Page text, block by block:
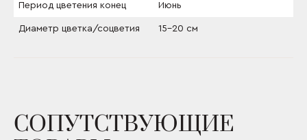
Период цветения конец Июнь
Диаметр цветка/соцветия 15-20 см
СОПУТСТВУЮЩИЕ